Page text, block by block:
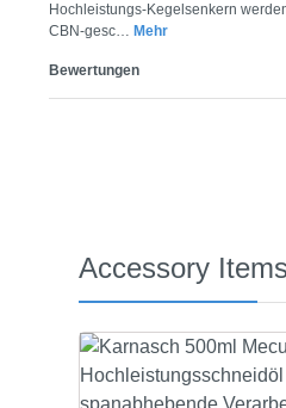
Hochleistungs-Kegelsenkern
CBN-gesc… Mehr
Bewertungen
Produktgalerie
Accessory Items